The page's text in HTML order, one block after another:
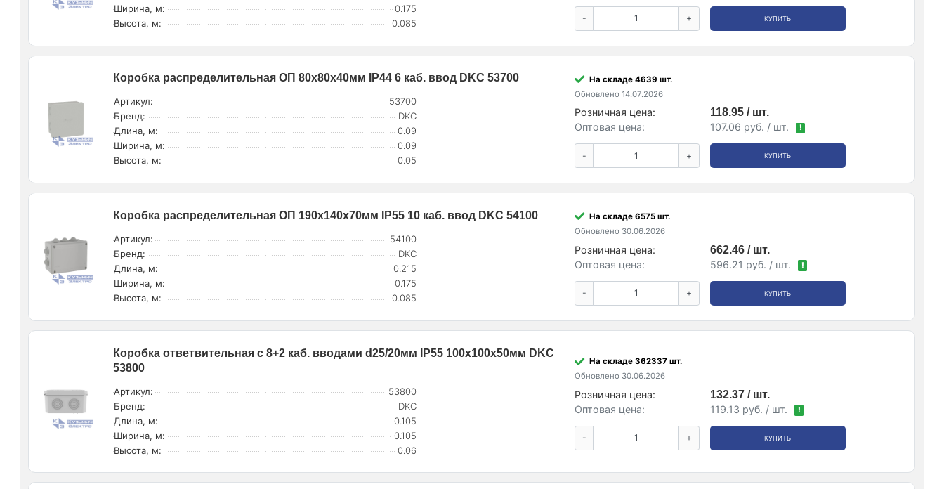
Ширина, м:
0.175
Высота, м:
0.085 - + КУПИТЬ
Коробка распределительная ОП 80х80х40мм IP44 6 каб. ввод DKC 53700
Артикул:
53700
Бренд:
DKC
Длина, м:
0.09
Ширина, м:
0.09
Высота, м:
0.05
На складе 4639 шт.
Обновлено 14.07.2026
Розничная цена:
118.95 / шт.
Оптовая цена:
107.06 руб. / шт. !
- + КУПИТЬ
Коробка распределительная ОП 190х140х70мм IP55 10 каб. ввод DKC 54100
Артикул:
54100
Бренд:
DKC
Длина, м:
0.215
Ширина, м:
0.175
Высота, м:
0.085
На складе 6575 шт.
Обновлено 30.06.2026
Розничная цена:
662.46 / шт.
Оптовая цена:
596.21 руб. / шт. !
- + КУПИТЬ
Коробка ответвительная с 8+2 каб. вводами d25/20мм IP55 100х100х50мм DKC
53800
Артикул:
53800
Бренд:
DKC
Длина, м:
0.105
Ширина, м:
0.105
Высота, м:
0.06
На складе 362337 шт.
Обновлено 30.06.2026
Розничная цена:
132.37 / шт.
Оптовая цена:
119.13 руб. / шт. !
- + КУПИТЬ